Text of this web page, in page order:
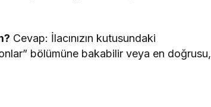
Cevap: İlacınızın kutusundaki
bölümüne bakabilir veya en doğrusu,